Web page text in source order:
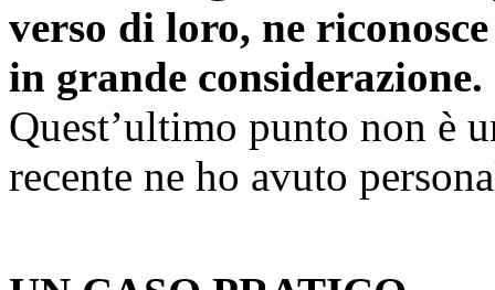
verso di loro, ne
in grande considerazione.
Quest’ultimo punto non è
recente ne ho avuto